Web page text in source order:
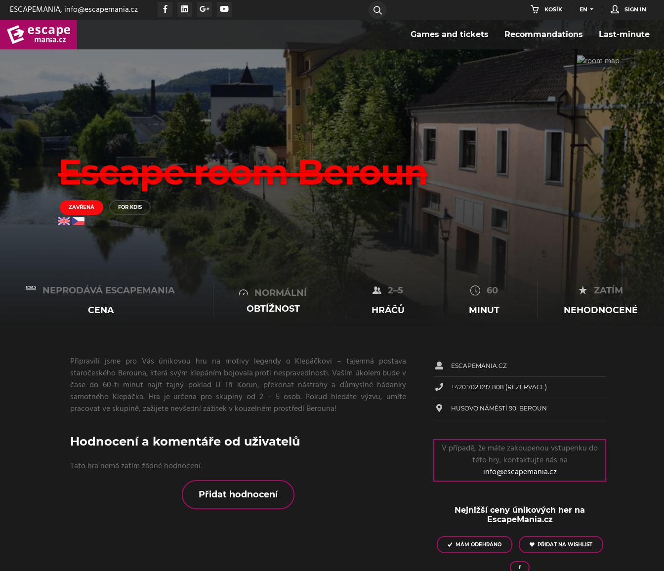
ESCAPEMANIA, info@escapemania.cz KOŠÍK EN SIGN IN
Games and tickets Recommandations Last-minute
Escape room Beroun
ZAVŘENÁ FOR KDIS
NEPRODÁVÁ ESCAPEMANIA
CENA
NORMÁLNÍ
OBTÍŽNOST
2–5
HRÁČŮ
60
MINUT
ZATÍM
NEHODNOCENÉ
Připravili jsme pro Vás únikovou hru na motivy legendy o Klepáčkovi – tajemná postava
staročeského Berouna, která svým klepáním bojovala proti nespravedlnosti. Vaším úkolem bude v
čase do 60-ti minut najít tajný poklad U Tří Korun, překonat nástrahy a důmyslné hádanky
samotného Klepáčka. Hra je určena pro skupiny od 2 – 5 osob. Pokud hledáte výzvu, umíte
pracovat ve skupině, zažijete nevšední zážitek v kouzelném prostředí Berouna!
Hodnocení a komentáře od uživatelů
Tato hra nemá zatím žádné hodnocení.
Přidat hodnocení
ESCAPEMANIA.CZ
+420 702 097 808 (REZERVACE)
HUSOVO NÁMĚSTÍ 90, BEROUN
V případě, že máte zakoupenou vstupenku do
této hry, kontaktujte nás na
info@escapemania.cz
Nejnižší ceny únikových her na
EscapeMania.cz
MÁM ODEHRÁNO PŘIDAT NA WISHLIST